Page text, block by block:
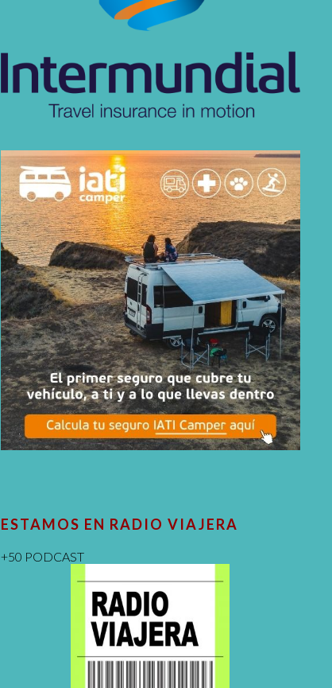
ESTAMOS EN RADIO VIAJERA
+50 PODCAST